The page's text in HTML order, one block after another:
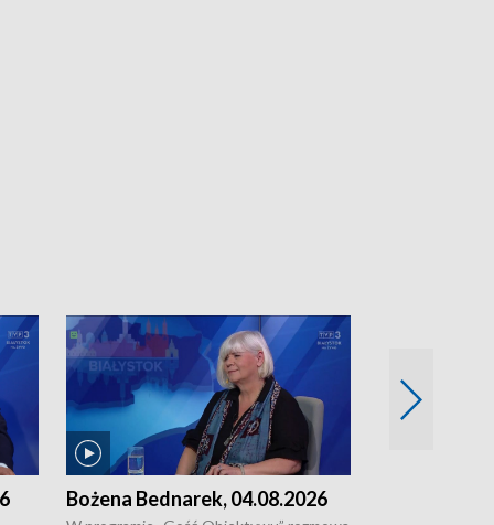
Bożena Bednarek, 04.08.2026